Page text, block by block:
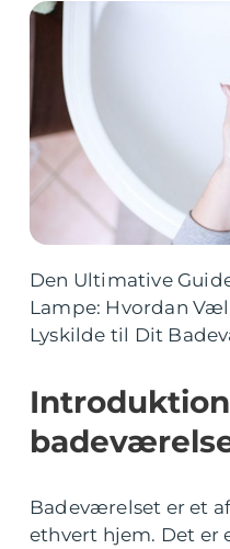
Den Ultimative
Lampe: Hvordan
Lyskilde til Dit
Badeværelset er et
ethvert hjem. Det er